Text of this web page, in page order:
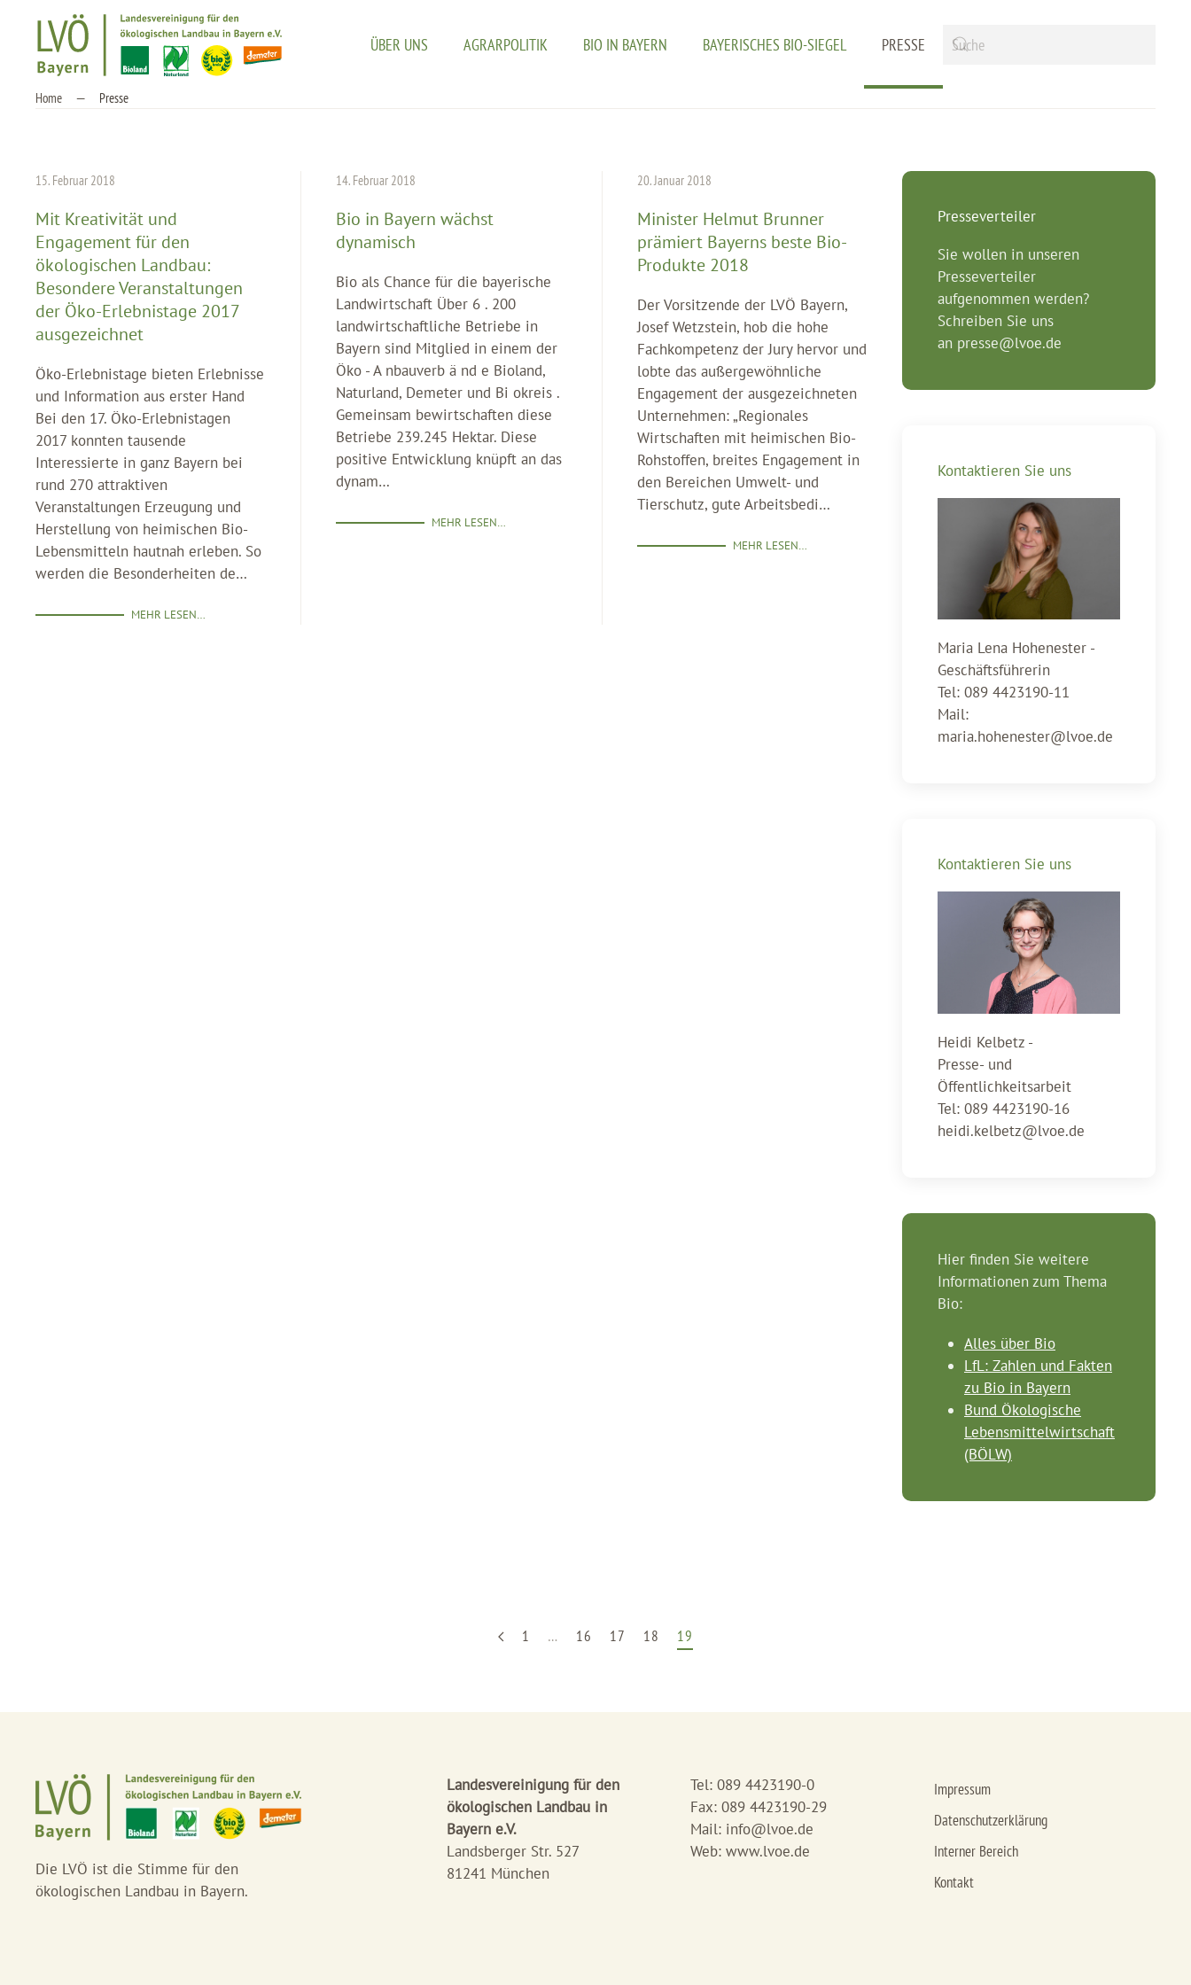
Zum Hauptinhalt springen ÜBER UNS AGRARPOLITIK BIO IN BAYERN BAYERISCHES BIO-SIEGEL PRESSE
Home Presse
15. Februar 2018
Mit Kreativität und
Engagement für den
ökologischen Landbau:
Besondere Veranstaltungen
der Öko-Erlebnistage 2017
ausgezeichnet
Öko-Erlebnistage bieten Erlebnisse
und Information aus erster Hand
Bei den 17. Öko-Erlebnistagen
2017 konnten tausende
Interessierte in ganz Bayern bei
rund 270 attraktiven
Veranstaltungen Erzeugung und
Herstellung von heimischen Bio-
Lebensmitteln hautnah erleben. So
werden die Besonderheiten de…
MEHR LESEN…
14. Februar 2018
Bio in Bayern wächst
dynamisch
Bio als Chance für die bayerische
Landwirtschaft Über 6 . 200
landwirtschaftliche Betriebe in
Bayern sind Mitglied in einem der
Öko - A nbauverb ä nd e Bioland,
Naturland, Demeter und Bi okreis .
Gemeinsam bewirtschaften diese
Betriebe 239.245 Hektar. Diese
positive Entwicklung knüpft an das
dynam…
MEHR LESEN…
20. Januar 2018
Minister Helmut Brunner
prämiert Bayerns beste Bio-
Produkte 2018
Der Vorsitzende der LVÖ Bayern,
Josef Wetzstein, hob die hohe
Fachkompetenz der Jury hervor und
lobte das außergewöhnliche
Engagement der ausgezeichneten
Unternehmen: „Regionales
Wirtschaften mit heimischen Bio-
Rohstoffen, breites Engagement in
den Bereichen Umwelt- und
Tierschutz, gute Arbeitsbedi…
MEHR LESEN…
Presseverteiler
Sie wollen in unseren
Presseverteiler
aufgenommen werden?
Schreiben Sie uns
an presse@lvoe.de
Kontaktieren Sie uns
Maria Lena Hohenester -
Geschäftsführerin
Tel: 089 4423190-11
Mail:
maria.hohenester@lvoe.de
Kontaktieren Sie uns
Heidi Kelbetz -
Presse- und
Öffentlichkeitsarbeit
Tel: 089 4423190-16
heidi.kelbetz@lvoe.de
Hier finden Sie weitere
Informationen zum Thema
Bio:
Alles über Bio
LfL: Zahlen und Fakten
zu Bio in Bayern
Bund Ökologische
Lebensmittelwirtschaft
(BÖLW)
1 … 16 17 18 19
Die LVÖ ist die Stimme für den
ökologischen Landbau in Bayern.
Landesvereinigung für den
ökologischen Landbau in
Bayern e.V.
Landsberger Str. 527
81241 München
Tel: 089 4423190-0
Fax: 089 4423190-29
Mail: info@lvoe.de
Web: www.lvoe.de
Impressum
Datenschutzerklärung
Interner Bereich
Kontakt